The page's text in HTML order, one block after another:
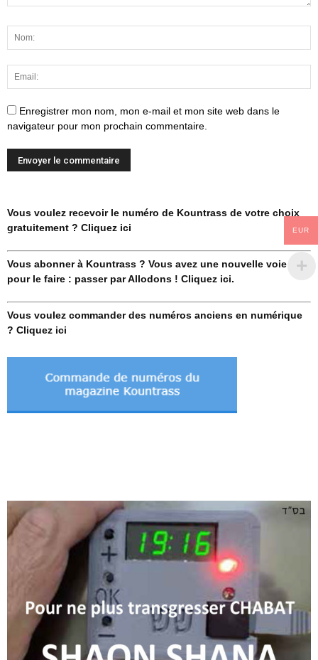
Enregistrer mon nom, mon e-mail et mon site web dans le
navigateur pour mon prochain commentaire.
Vous voulez recevoir le numéro de Kountrass de votre choix
gratuitement ? Cliquez ici
Vous abonner à Kountrass ? Vous avez une nouvelle voie
pour le faire : passer par Allodons ! Cliquez ici.
Vous voulez commander des numéros anciens en numérique
? Cliquez ici
EUR